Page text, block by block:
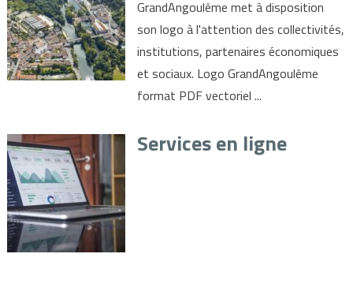
GrandAngoulême met à disposition
son logo à l'attention des collectivités,
institutions, partenaires économiques
et sociaux. Logo GrandAngoulême
format PDF vectoriel ...
Services en ligne